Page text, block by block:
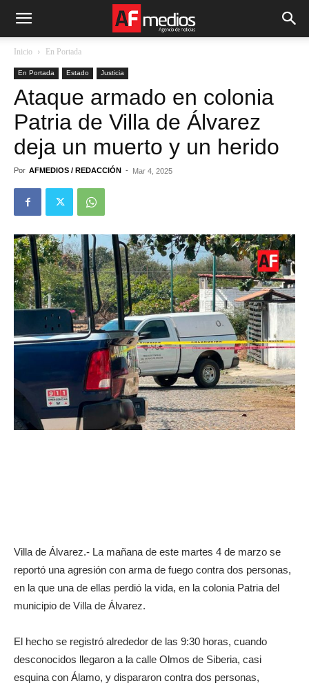
Inicio En Portada
En Portada Estado Justicia
Ataque armado en colonia
Patria de Villa de Álvarez
deja un muerto y un herido
Por AFMEDIOS / REDACCIÓN - Mar 4, 2025
Villa de Álvarez.- La mañana de este martes 4 de marzo se
reportó una agresión con arma de fuego contra dos personas,
en la que una de ellas perdió la vida, en la colonia Patria del
municipio de Villa de Álvarez.
El hecho se registró alrededor de las 9:30 horas, cuando
desconocidos llegaron a la calle Olmos de Siberia, casi
esquina con Álamo, y dispararon contra dos personas,